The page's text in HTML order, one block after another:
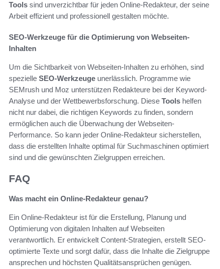
Tools sind unverzichtbar für jeden Online-Redakteur, der seine
Arbeit effizient und professionell gestalten möchte.
SEO-Werkzeuge für die Optimierung von Webseiten-
Inhalten
Um die Sichtbarkeit von Webseiten-Inhalten zu erhöhen, sind
spezielle SEO-Werkzeuge unerlässlich. Programme wie
SEMrush und Moz unterstützen Redakteure bei der Keyword-
Analyse und der Wettbewerbsforschung. Diese Tools helfen
nicht nur dabei, die richtigen Keywords zu finden, sondern
ermöglichen auch die Überwachung der Webseiten-
Performance. So kann jeder Online-Redakteur sicherstellen,
dass die erstellten Inhalte optimal für Suchmaschinen optimiert
sind und die gewünschten Zielgruppen erreichen.
FAQ
Was macht ein Online-Redakteur genau?
Ein Online-Redakteur ist für die Erstellung, Planung und
Optimierung von digitalen Inhalten auf Webseiten
verantwortlich. Er entwickelt Content-Strategien, erstellt SEO-
optimierte Texte und sorgt dafür, dass die Inhalte die Zielgruppe
ansprechen und höchsten Qualitätsansprüchen genügen.